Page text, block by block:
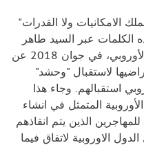
"الاجابة واضحة والرفض قاطع... لا نملك الامكانيات ولا القدرات
الكلمات عبر السيد طاهر
الشريف، السفير التونسي بالاتحاد الأوروبي، في جوان 2018 عن
لاستقبال "وحشد"
استقبالهم. وجاء هذا
المتمثل في انشاء
الذين يتم انقاذهم
الاوروبية لاتفاق فيما